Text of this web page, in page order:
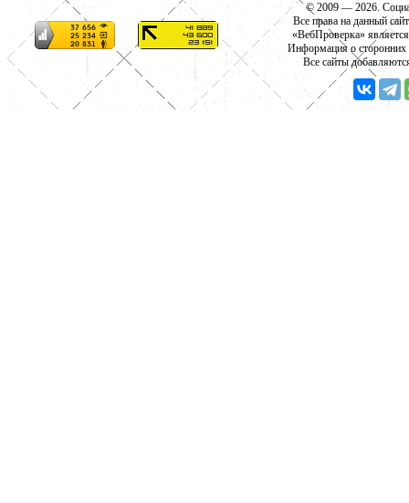
© 2009 — 2026.
Все права на данный
«ВебПроверка»
Информация о сторонних
Все сайты